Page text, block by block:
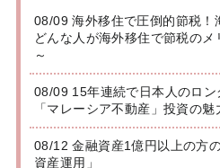
08/09 海外移住で圧倒的節税！
どんな人が海外移住で節税の
～
08/09 15年連続で日本人のロ
「マレーシア不動産」投資の魅
08/12 金融資産1億円以上の方
資産運用」